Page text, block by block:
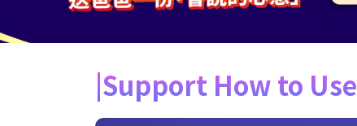
Support How to Use